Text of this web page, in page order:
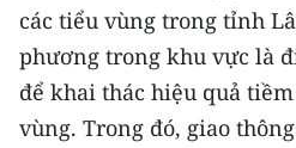
Đông Nam Bộ
Đồng bằng sông Cửu Long
Chuyên trang Hà Nội
các tiểu vùng trong tỉnh
phương trong khu vực là
để khai thác hiệu quả
vùng. Trong đó, giao